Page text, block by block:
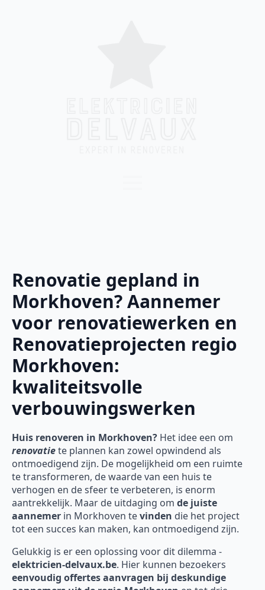
Renovatie gepland in
Morkhoven? Aannemer
voor renovatiewerken en
Renovatieprojecten regio
Morkhoven:
kwaliteitsvolle
verbouwingswerken
Huis renoveren in Morkhoven? Het idee een om
renovatiete plannen kan zowel opwindend als
ontmoedigend zijn. De mogelijkheid om een ruimte
te transformeren, de waarde van een huis te
verhogen en de sfeer te verbeteren, is enorm
aantrekkelijk. Maar de uitdaging om de juiste
aannemer in Morkhoven tevinden die het project
tot een succes kan maken, kan ontmoedigend zijn.
Gelukkig is er een oplossing voor dit dilemma -
elektricien-delvaux.be. Hier kunnen bezoekers
eenvoudig offertes aanvragen bij deskundige